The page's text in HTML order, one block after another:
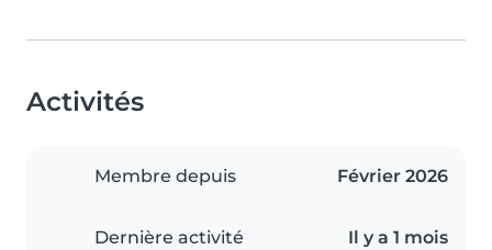
Activités
Membre depuis Février 2026
Dernière activité Il y a 1 mois